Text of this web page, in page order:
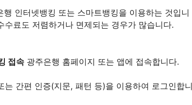
인터넷뱅킹 또는 스마트뱅킹을 이용하는 것입니
료도 저렴하거나 면제되는 경우가 많습니다.
접속 광주은행 홈페이지 또는 앱에 접속합니다.
는 간편 인증(지문, 패턴 등)을 이용하여 로그인합니